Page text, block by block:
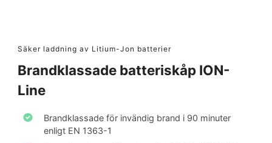
Säker laddning av Litium-Jon batterier
Brandklassade batteriskåp ION-
Line
Brandklassade för invändig brand i 90 minuter
enligt EN 1363-1